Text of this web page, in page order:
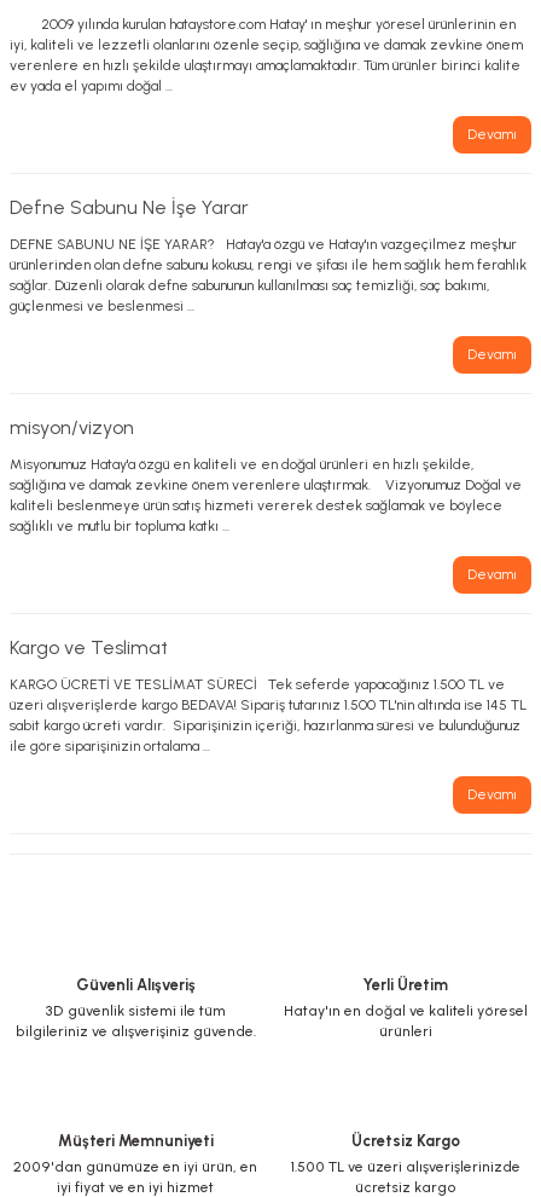
2009 yılında kurulan hataystore.com Hatay' ın meşhur yöresel ürünlerinin en
iyi, kaliteli ve lezzetli olanlarını özenle seçip, sağlığına ve damak zevkine önem
verenlere en hızlı şekilde ulaştırmayı amaçlamaktadır. Tüm ürünler birinci kalite
ev yada el yapımı doğal ...
Devamı
Defne Sabunu Ne İşe Yarar
DEFNE SABUNU NE İŞE YARAR? Hatay'a özgü ve Hatay'ın vazgeçilmez meşhur
ürünlerinden olan defne sabunu kokusu, rengi ve şifası ile hem sağlık hem ferahlık
sağlar. Düzenli olarak defne sabununun kullanılması saç temizliği, saç bakımı,
güçlenmesi ve beslenmesi ...
Devamı
misyon/vizyon
Misyonumuz Hatay'a özgü en kaliteli ve en doğal ürünleri en hızlı şekilde,
sağlığına ve damak zevkine önem verenlere ulaştırmak. Vizyonumuz Doğal ve
kaliteli beslenmeye ürün satış hizmeti vererek destek sağlamak ve böylece
sağlıklı ve mutlu bir topluma katkı ...
Devamı
Kargo ve Teslimat
KARGO ÜCRETİ VE TESLİMAT SÜRECİ Tek seferde yapacağınız 1.500 TL ve
üzeri alışverişlerde kargo BEDAVA! Sipariş tutarınız 1.500 TL'nin altında ise 145 TL
sabit kargo ücreti vardır. Siparişinizin içeriği, hazırlanma süresi ve bulunduğunuz
ile göre siparişinizin ortalama ...
Devamı
Güvenli Alışveriş
3D güvenlik sistemi ile tüm
bilgileriniz ve alışverişiniz güvende.
Yerli Üretim
Hatay'ın en doğal ve kaliteli yöresel
ürünleri
Müşteri Memnuniyeti
2009'dan günümüze en iyi ürün, en
iyi fiyat ve en iyi hizmet
Ücretsiz Kargo
1.500 TL ve üzeri alışverişlerinizde
ücretsiz kargo